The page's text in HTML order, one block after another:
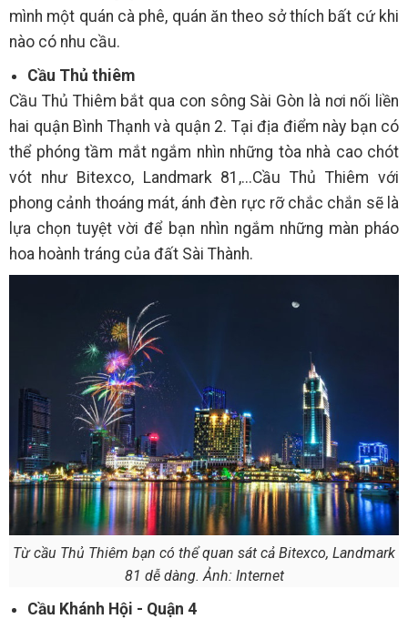
mình một quán cà phê, quán ăn theo sở thích bất cứ khi
nào có nhu cầu.
Cầu Thủ thiêm
Cầu Thủ Thiêm bắt qua con sông Sài Gòn là nơi nối liền
hai quận Bình Thạnh và quận 2. Tại địa điểm này bạn có
thể phóng tầm mắt ngắm nhìn những tòa nhà cao chót
vót như Bitexco, Landmark 81,...Cầu Thủ Thiêm với
phong cảnh thoáng mát, ánh đèn rực rỡ chắc chắn sẽ là
lựa chọn tuyệt vời để bạn nhìn ngắm những màn pháo
hoa hoành tráng của đất Sài Thành.
Từ cầu Thủ Thiêm bạn có thể quan sát cả Bitexco, Landmark
81 dễ dàng. Ảnh: Internet
Cầu Khánh Hội - Quận 4